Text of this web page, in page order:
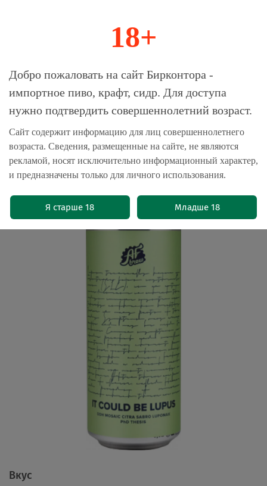
Магазин-Склад импортного пива, крафта и
Главная Пиво крафтовое
Пиво Аф Брю Ит Куд Би Лупус / AF
Brew It Could Be Lupus 0.5л - 10шт
Вкус
18+
Добро пожаловать на сайт Бирконтора -
импортное пиво, крафт, сидр. Для доступа
нужно подтвердить совершеннолетний возраст.
Сайт содержит информацию для лиц совершеннолетнего
возраста. Сведения, размещенные на сайте, не являются
рекламой, носят исключительно информационный характер,
и предназначены только для личного использования.
Я старше 18 Младше 18